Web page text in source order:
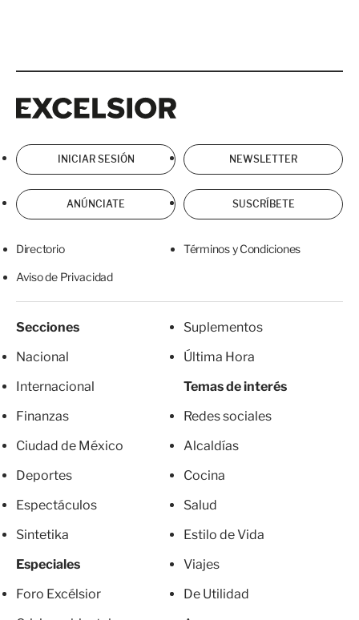
INICIAR SESIÓN NEWSLETTER
ANÚNCIATE SUSCRÍBETE
Directorio Términos y Condiciones
Aviso de Privacidad
Secciones
Nacional
Internacional
Finanzas
Ciudad de México
Deportes
Espectáculos
Sintetika
Especiales
Foro Excélsior
Suplementos
Última Hora
Temas de interés
Redes sociales
Alcaldías
Cocina
Salud
Estilo de Vida
Viajes
De Utilidad